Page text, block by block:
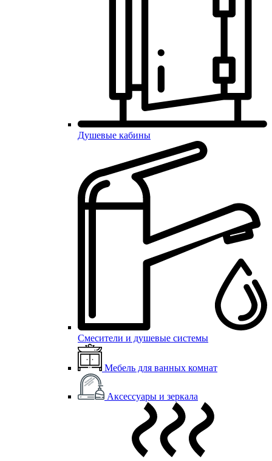
Душевые кабины
Смесители и душевые системы
Мебель для ванных комнат
Аксессуары и зеркала